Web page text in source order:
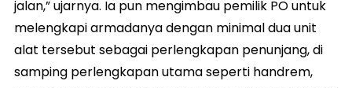
jalan,” ujarnya. Ia pun mengimbau pemilik PO untuk
melengkapi armadanya dengan minimal dua unit
alat tersebut sebagai perlengkapan penunjang, di
samping perlengkapan utama seperti handrem,